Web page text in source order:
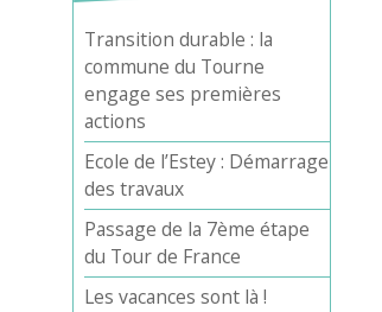
Transition durable : la
commune du Tourne
engage ses premières
actions
Ecole de l’Estey : Démarrage
des travaux
Passage de la 7ème étape
du Tour de France
Les vacances sont là !